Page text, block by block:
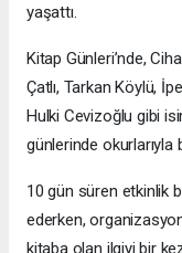
yaşattı.
Kitap Günleri’nde,
Çatlı, Tarkan Köylü,
Hulki Cevizoğlu gibi
günlerinde okurlarıyla
10 gün süren etkinlik
ederken,
kitaba olan ilgiyi bir